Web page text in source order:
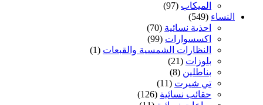
الميكاب (97)
النساء (549)
احذية نسائية (70)
اكسسوارات (99)
النظارات الشمسية والقبعات (1)
بلوزات (21)
بناطلين (8)
تي شيرت (11)
حقائب نسائية (126)